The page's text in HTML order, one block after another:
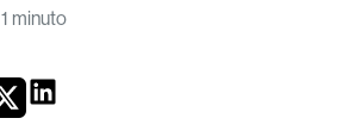
1 minuto